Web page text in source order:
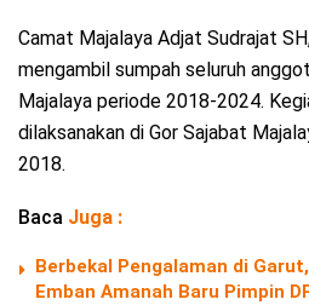
Camat Majalaya Adjat Sudrajat
mengambil sumpah seluruh
Majalaya periode 2018-2024.
dilaksanakan di Gor Sajabat
2018.
Baca Juga :
Berbekal Pengalaman di
Emban Amanah Baru Pimpin